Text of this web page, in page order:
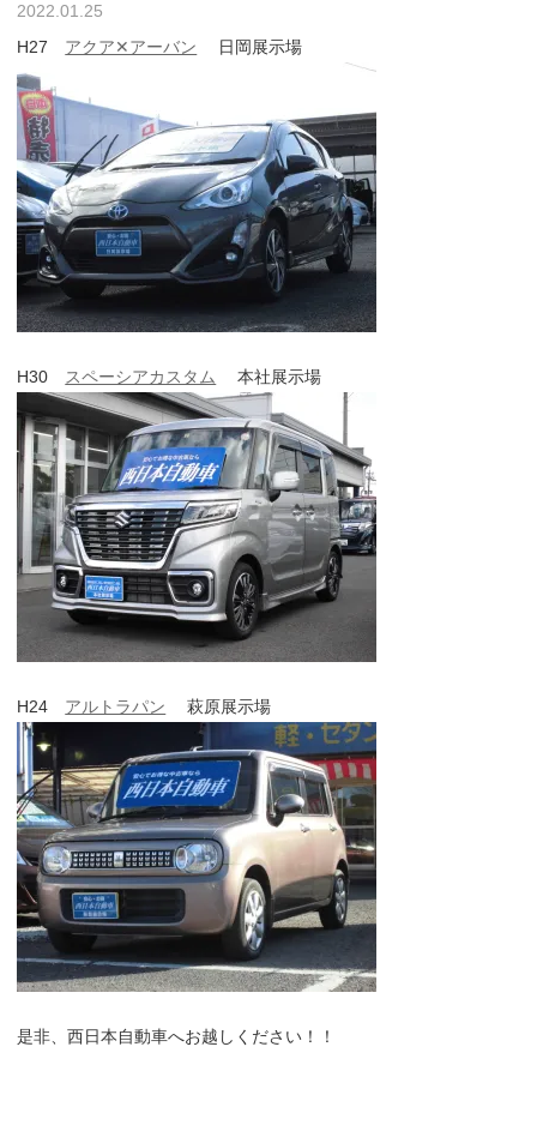
2022.01.25
H27 アクア✕アーバン 日岡展示場
H30 スペーシアカスタム 本社展示場
H24 アルトラパン 萩原展示場
是非、西日本自動車へお越しください！！